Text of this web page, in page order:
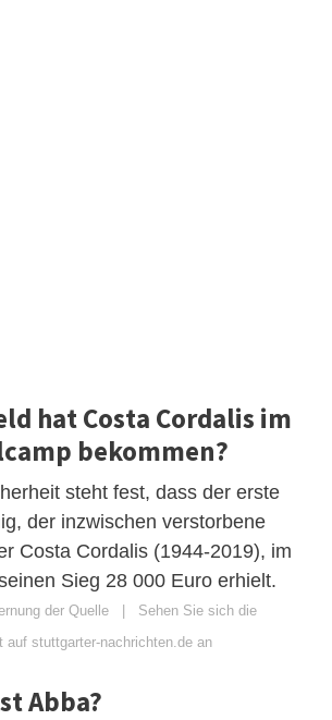
hat Costa Cordalis im
bekommen?
steht fest, dass der erste
der inzwischen verstorbene
Costa Cordalis (1944-2019), im
Sieg 28 000 Euro erhielt.
der Quelle | Sehen Sie sich die
auf stuttgarter-nachrichten.de an
Abba?